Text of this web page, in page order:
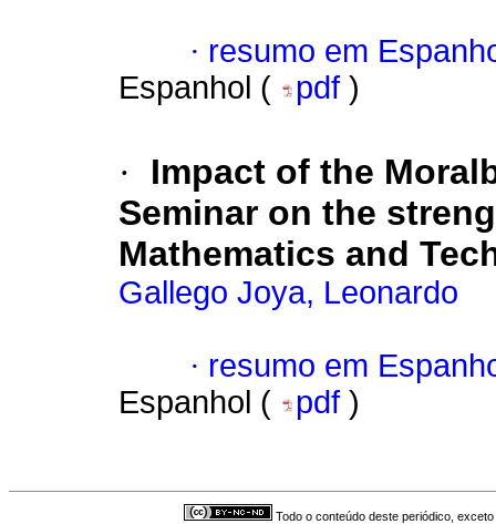
· resumo em
Espanhol (
pdf )
·
Impact of the
Seminar on the
Mathematics and
Gallego Joya, Leonardo
· resumo em
Espanhol (
pdf )
Todo o conteúdo deste periódico,